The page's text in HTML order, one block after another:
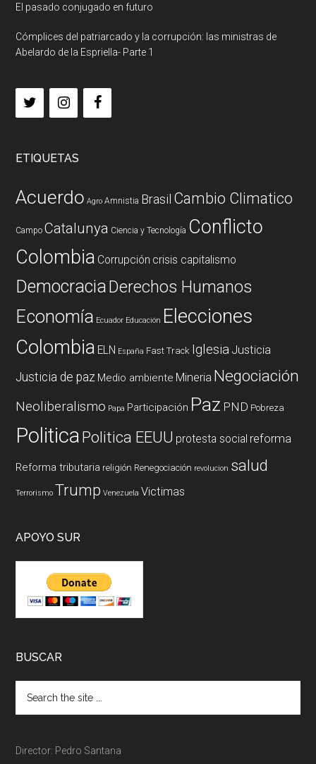
El pasado conjugado en futuro
Cómplices del patriarcado y la corrupción: las ministras de
Abelardo de la Espriella- Parte 1
ETIQUETAS
Acuerdo Agro Amnistia Brasil Cambio Climatico
Campo Catalunya Ciencia y Tecnología Conflicto
Colombia Corrupción crisis capitalismo
DemocraciaDerechos Humanos
Economía Ecuador Educación Elecciones
Colombia ELN España Fast Track Iglesia Justicia
Justicia de paz Medio ambiente Mineria Negociación
Neoliberalismo Papa Participación Paz PND Pobreza
PoliticaPolitica EEUU protesta social reforma
Reforma tributaria religión Renegociación revolucion salud
Terrorismo Trump Venezuela Victimas
APOYO SUR
BUSCAR
Director: Pedro Santana